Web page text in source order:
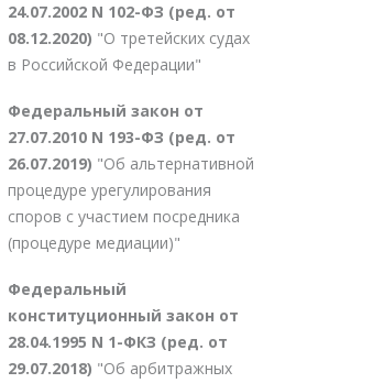
24.07.2002 N 102-ФЗ (ред. от
08.12.2020) "О третейских судах
в Российской Федерации"
Федеральный закон от
27.07.2010 N 193-ФЗ (ред. от
26.07.2019) "Об альтернативной
процедуре урегулирования
споров с участием посредника
(процедуре медиации)"
Федеральный
конституционный закон от
28.04.1995 N 1-ФКЗ (ред. от
29.07.2018) "Об арбитражных